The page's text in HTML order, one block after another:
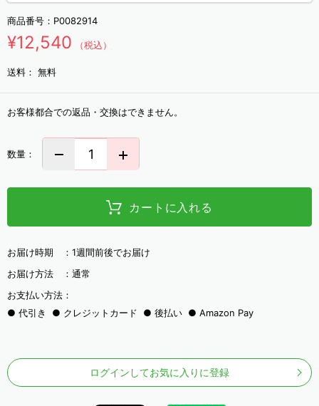
商品番号： P0082914
¥12,540 （税込）
送料： 無料
お客様都合での返品・交換はできません。
数量：
カートに入れる
お届け時期 ： 1週間前後でお届け
お届け方法 ： 通常
お支払い方法：
代引き
クレジットカード 後払い Amazon Pay
ログインしてお気に入りに登録